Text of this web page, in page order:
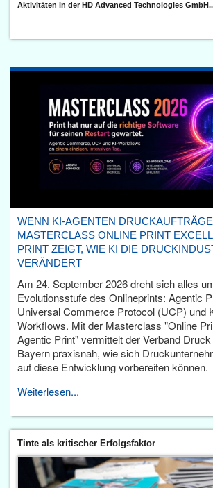
Aktivitäten in der HD Advanced Technologies
WENN KI-AGENTEN
MASTERCLASS ONLINE PRINT
PRINT ZEIGT, WIE KI DIE
VERÄNDERT
Am 24. September 2026 dreht sich alles
Evolutionsstufe des Onlineprints: Agentic
Universal Commerce Protocol (UCP) und
Workflows. Mit der Masterclass "Online
Agentic Print" vermittelt der Verband
Bayern praxisnah, wie sich
auf diese Entwicklung vorbereiten können.
Weiterlesen...
Tinte als kritischer Erfolgsfaktor